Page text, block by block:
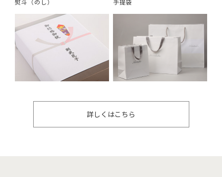
熨斗（のし） 手提袋
詳しくはこちら